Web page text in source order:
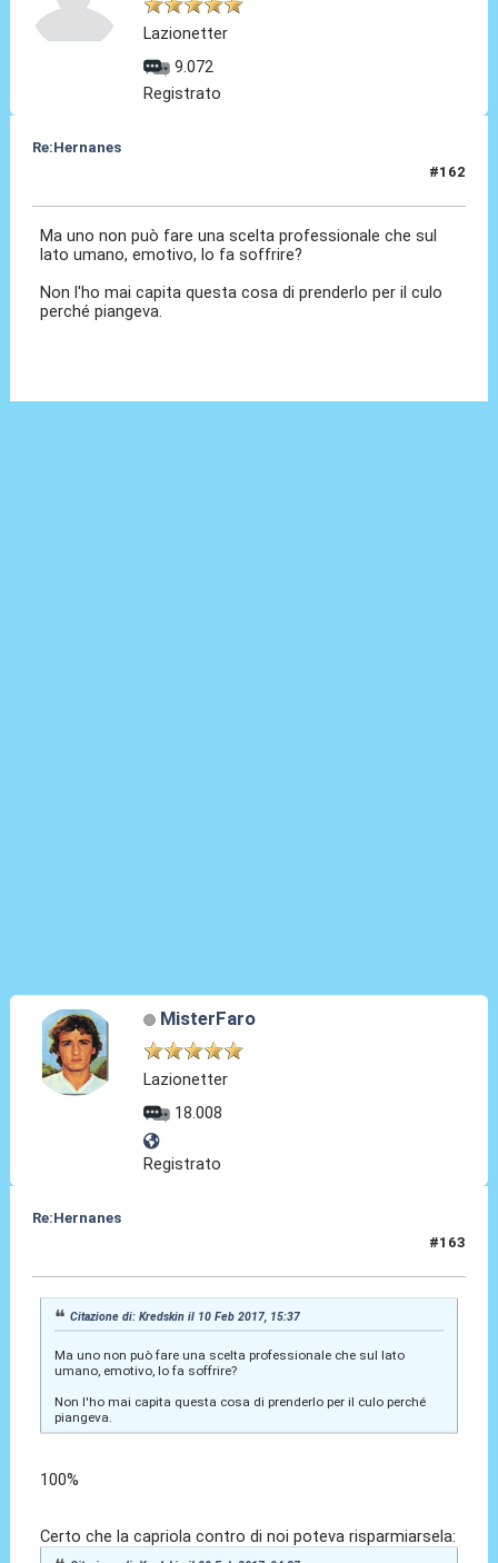
Lazionetter
9.072
Registrato
Re:Hernanes
#162
Ma uno non può fare una scelta professionale che sul
lato umano, emotivo, lo fa soffrire?
Non l'ho mai capita questa cosa di prenderlo per il culo
perché piangeva.
MisterFaro
Lazionetter
18.008
Registrato
Re:Hernanes
#163
Citazione di: Kredskin il 10 Feb 2017, 15:37
Ma uno non può fare una scelta professionale che sul lato
umano, emotivo, lo fa soffrire?
Non l'ho mai capita questa cosa di prenderlo per il culo perché
piangeva.
100%
Certo che la capriola contro di noi poteva risparmiarsela: